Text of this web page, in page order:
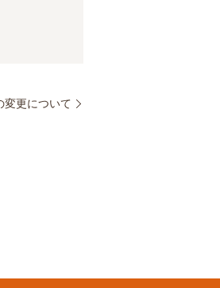
変更について